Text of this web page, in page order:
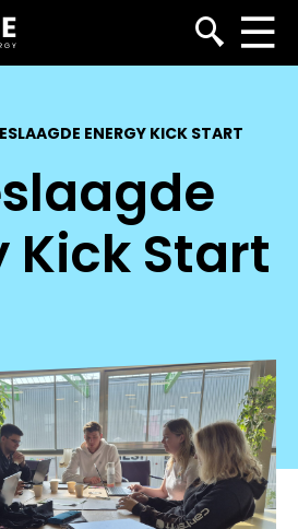
ENERGY KICK START
Kick Start